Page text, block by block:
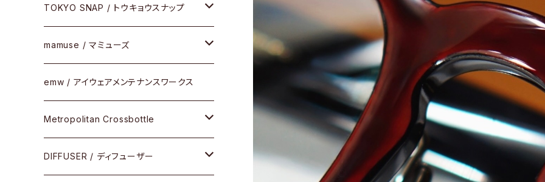
限定モデル
その他
メタルフレーム
コンビフレーム
メガネ
サングラス
その他
TOKYO SNAP / トウキョウスナップ
セルフレーム
メタルフレーム
コンビネーション
mamuse / マミューズ
セル
メタル
コンビ
emw / アイウェアメンテナンスワークス
Metropolitan Crossbottle
30cm×30cm
DIFFUSER / ディフューザー